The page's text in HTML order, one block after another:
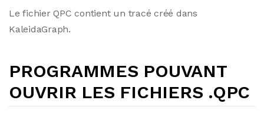
Le fichier QPC contient un tracé créé dans
KaleidaGraph.
PROGRAMMES POUVANT
OUVRIR LES FICHIERS .QPC